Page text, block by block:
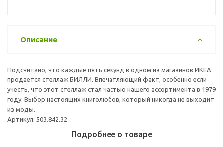
Описание
Подсчитано, что каждые пять секунд в одном из магазинов ИКЕА
продается стеллаж БИЛЛИ. Впечатляющий факт, особенно если
учесть, что этот стеллаж стал частью нашего ассортимента в 1979
году. Выбор настоящих книголюбов, который никогда не выходит
из моды.
Артикул: 503.842.32
Подробнее о товаре